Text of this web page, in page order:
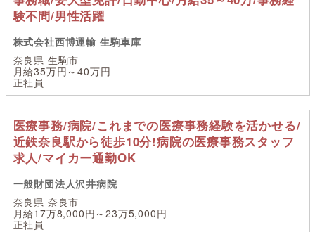
験不問/男性活躍
株式会社西博運輸 生駒車庫
奈良県 生駒市
月給35万円～40万円
正社員
医療事務/病院/これまでの医療事務経験を活かせる/
近鉄奈良駅から徒歩10分!病院の医療事務スタッフ
求人/マイカー通勤OK
一般財団法人沢井病院
奈良県 奈良市
月給17万8,000円～23万5,000円
正社員